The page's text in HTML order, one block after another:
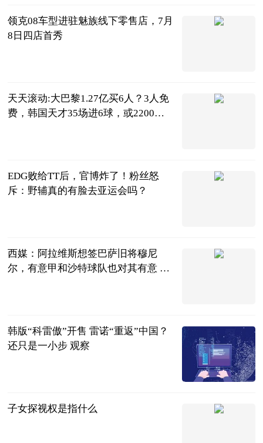
领克08车型进驻魅族线下零售店，7月
8日四店首秀
天天滚动:大巴黎1.27亿买6人？3人免
费，韩国天才35场进6球，或2200万
EDG败给TT后，官博炸了！粉丝怒
斥：野辅真的有脸去亚运会吗？
西媒：阿拉维斯想签巴萨旧将穆尼
尔，有意甲和沙特球队也对其有意 世
韩版“科雷傲”开售 雷诺“重返”中国？
还只是一小步 观察
子女探视权是指什么